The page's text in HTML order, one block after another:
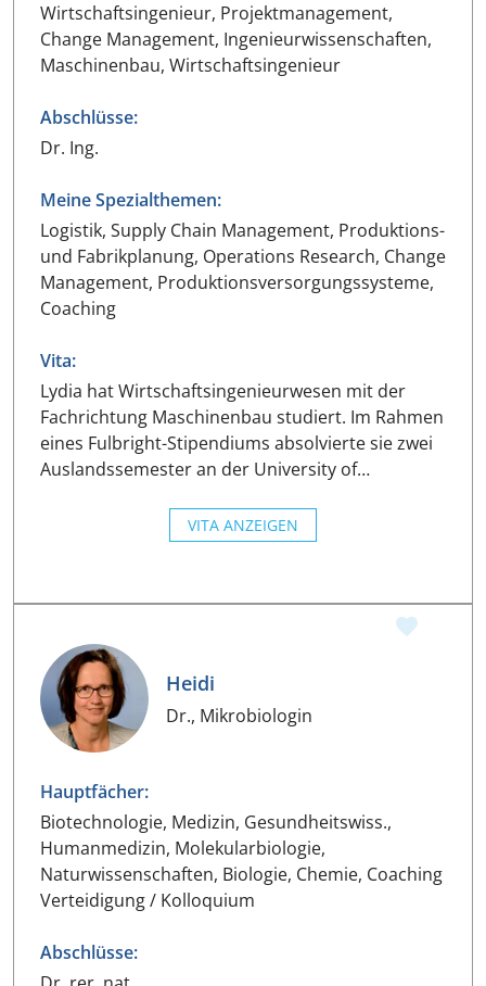
Wirtschaftsingenieur, Projektmanagement,
Change Management, Ingenieurwissenschaften,
Maschinenbau, Wirtschaftsingenieur
Abschlüsse:
Dr. Ing.
Meine Spezialthemen:
Logistik, Supply Chain Management, Produktions-
und Fabrikplanung, Operations Research, Change
Management, Produktionsversorgungssysteme,
Coaching
Vita:
Lydia hat Wirtschaftsingenieurwesen mit der
Fachrichtung Maschinenbau studiert. Im Rahmen
eines Fulbright-Stipendiums absolvierte sie zwei
Auslandssemester an der University of…
VITA ANZEIGEN
Heidi
Dr., Mikrobiologin
Hauptfächer:
Biotechnologie, Medizin, Gesundheitswiss.,
Humanmedizin, Molekularbiologie,
Naturwissenschaften, Biologie, Chemie, Coaching
Verteidigung / Kolloquium
Abschlüsse: